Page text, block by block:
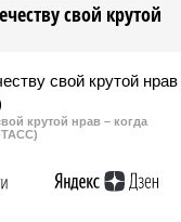
свой крутой
крутой нрав – когда
ТАСС)